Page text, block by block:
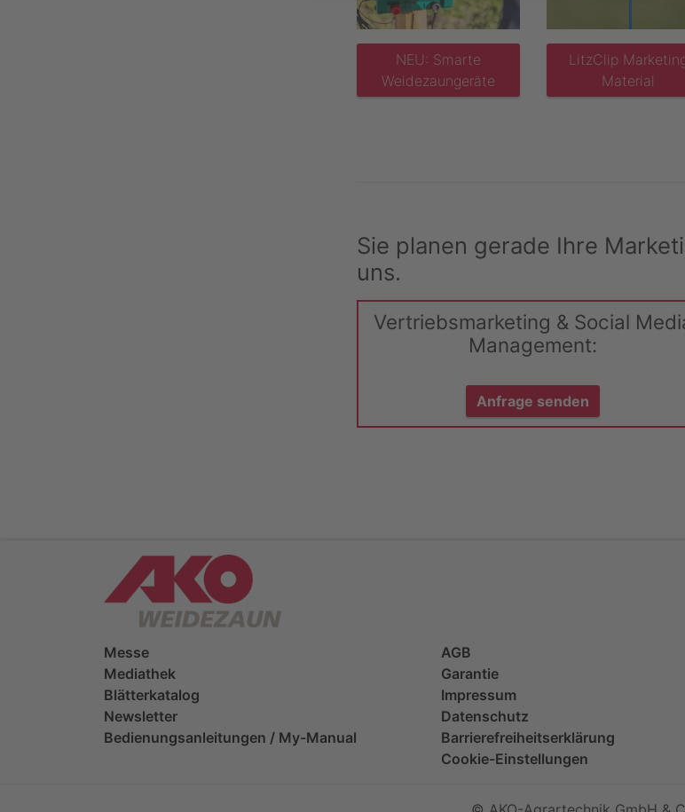
NEU: Smarte
Weidezaungeräte
LitzClip
Material
Sie planen gerade Ihre
uns.
Vertriebsmarketing & Social
Management:
Anfrage senden
Messe
Mediathek
Blätterkatalog
Newsletter
Bedienungsanleitungen / My-Manual
AGB
Garantie
Impressum
Datenschutz
Barrierefreiheitserklärung
Cookie-Einstellungen